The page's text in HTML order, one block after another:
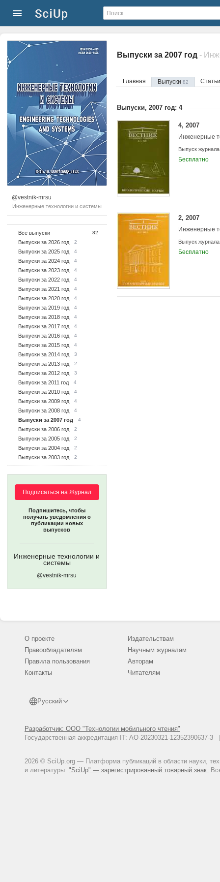
@vestnik-mrsu
Инженерные технологии и системы
Все выпуски 82
Выпуски за 2026 год 2
Выпуски за 2025 год 4
Выпуски за 2024 год 4
Выпуски за 2023 год 4
Выпуски за 2022 год 4
Выпуски за 2021 год 4
Выпуски за 2020 год 4
Выпуски за 2019 год 4
Выпуски за 2018 год 4
Выпуски за 2017 год 4
Выпуски за 2016 год 4
Выпуски за 2015 год 4
Выпуски за 2014 год 3
Выпуски за 2013 год 2
Выпуски за 2012 год 3
Выпуски за 2011 год 4
Выпуски за 2010 год 4
Выпуски за 2009 год 4
Выпуски за 2008 год 4
Выпуски за 2007 год 4
Выпуски за 2006 год 2
Выпуски за 2005 год 2
Выпуски за 2004 год 2
Выпуски за 2003 год 2
Подписаться на Журнал
Подпишитесь, чтобы
получать уведомления о
публикации новых
выпусков
Инженерные технологии и
системы
@vestnik-mrsu
Выпуски за 2007 год -
Главная Выпуски 82
Выпуски, 2007 год: 4
4, 2007
Инженерные
Выпуск журнала
Бесплатно
2, 2007
Инженерные
Выпуск журнала
Бесплатно
О проекте
Правообладателям
Правила пользования
Контакты
Русский
Разработчик: ООО "Технологии мобильного чтения"
Государственная аккредитация IT: АО-20230321-
2026 © SciUp.org — Платформа публикаций в области науки,
и литературы. "SciUp" — зарегистрированный товарный знак.
Издательствам
Научным журналам
Авторам
Читателям